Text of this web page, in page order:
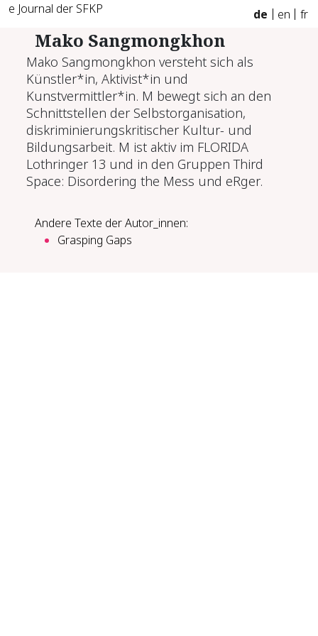
e Journal der SFKP de en fr
Mako Sangmongkhon
Mako Sangmongkhon versteht sich als
Künstler*in, Aktivist*in und
Kunstvermittler*in. M bewegt sich an den
Schnittstellen der Selbstorganisation,
diskriminierungskritischer Kultur- und
Bildungsarbeit. M ist aktiv im FLORIDA
Lothringer 13 und in den Gruppen Third
Space: Disordering the Mess und eRger.
Andere Texte der Autor_innen:
Grasping Gaps